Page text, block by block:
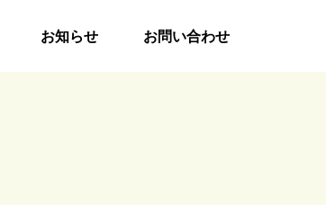
お知らせ お問い合わせ